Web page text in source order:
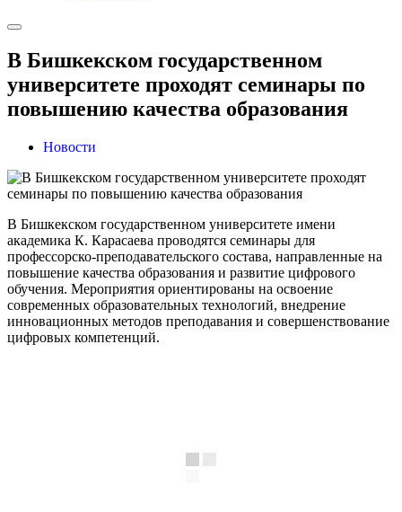
В Бишкекском государственном
университете проходят семинары по
повышению качества образования
Новости
В Бишкекском государственном университете имени
академика К. Карасаева проводятся семинары для
профессорско-преподавательского состава, направленные на
повышение качества образования и развитие цифрового
обучения. Мероприятия ориентированы на освоение
современных образовательных технологий, внедрение
инновационных методов преподавания и совершенствование
цифровых компетенций.